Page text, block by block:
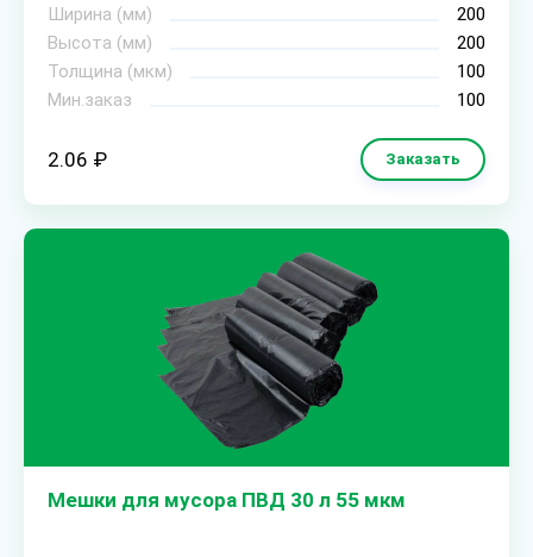
Ширина (мм)
200
Высота (мм)
200
Толщина (мкм)
100
Мин.заказ
100
2.06 ₽ Заказать
Мешки для мусора ПВД 30 л 55 мкм